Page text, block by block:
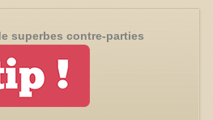
superbes contre-parties